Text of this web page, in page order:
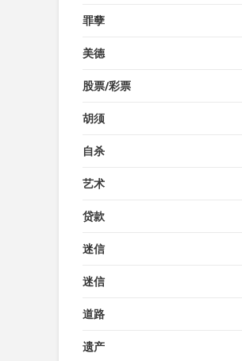
罪孽
美德
股票/彩票
胡须
自杀
艺术
贷款
迷信
迷信
道路
遗产